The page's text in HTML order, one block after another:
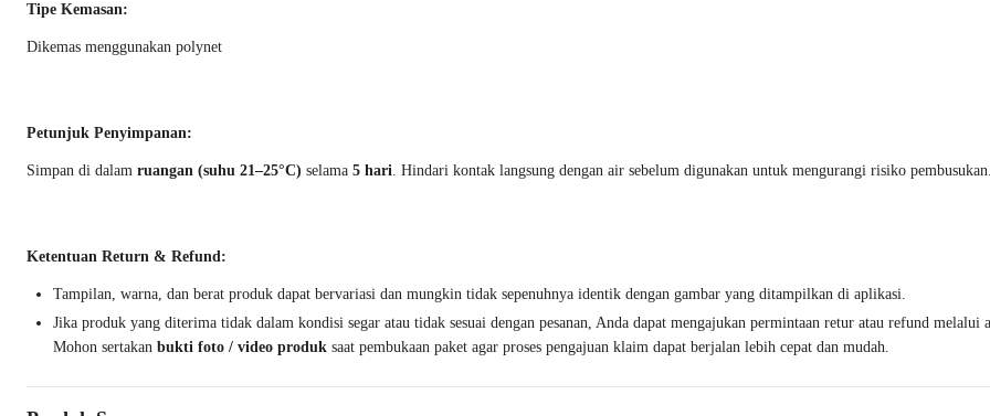
Tipe Kemasan:
Dikemas menggunakan polynet
Petunjuk Penyimpanan:
Simpan di dalam ruangan (suhu 21–25°C) selama 5 hari. Hindari kontak langsung dengan air sebelum digunakan untuk mengurangi risiko pembusukan.
Ketentuan Return & Refund:
Tampilan, warna, dan berat produk dapat bervariasi dan mungkin tidak sepenuhnya identik dengan gambar yang ditampilkan di aplikasi.
Jika produk yang diterima tidak dalam kondisi segar atau tidak sesuai dengan pesanan, Anda dapat mengajukan permintaan retur atau refund
Mohon sertakan bukti foto / video produk saat pembukaan paket agar proses pengajuan klaim dapat berjalan lebih cepat dan mudah.